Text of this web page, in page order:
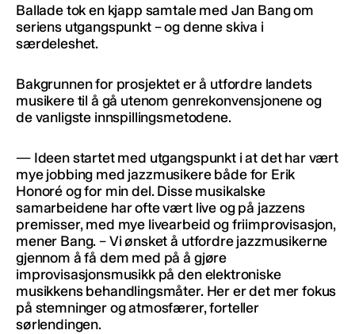
Ballade tok en kjapp samtale med Jan Bang om
seriens utgangspunkt – og denne skiva i
særdeleshet.
Bakgrunnen for prosjektet er å utfordre landets
musikere til å gå utenom genrekonvensjonene og
de vanligste innspillingsmetodene.
— Ideen startet med utgangspunkt i at det har vært
mye jobbing med jazzmusikere både for Erik
Honoré og for min del. Disse musikalske
samarbeidene har ofte vært live og på jazzens
premisser, med mye livearbeid og friimprovisasjon,
mener Bang. – Vi ønsket å utfordre jazzmusikerne
gjennom å få dem med på å gjøre
improvisasjonsmusikk på den elektroniske
musikkens behandlingsmåter. Her er det mer fokus
på stemninger og atmosfærer, forteller
sørlendingen.